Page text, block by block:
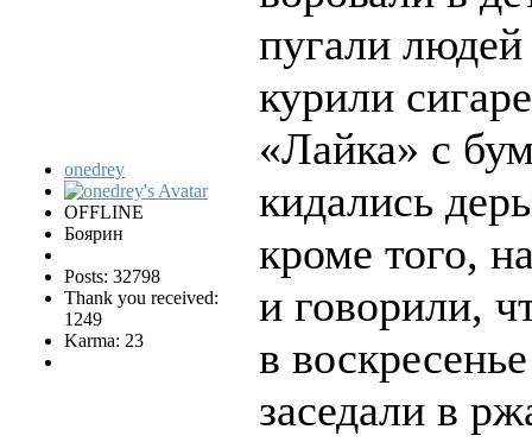
onedrey
OFFLINE
Боярин
Posts: 32798
Thank you received:
1249
Karma: 23
пугали
курили
«Лайка» с
кидались
кроме того,
и говорили,
в
заседали в